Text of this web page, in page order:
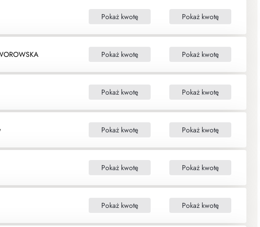
Pokaż kwotę Pokaż kwotę
Pokaż kwotę Pokaż kwotę
Pokaż kwotę Pokaż kwotę
Pokaż kwotę Pokaż kwotę
Pokaż kwotę Pokaż kwotę
Pokaż kwotę Pokaż kwotę